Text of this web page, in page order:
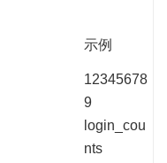
示例
12345678
9
login_cou
nts